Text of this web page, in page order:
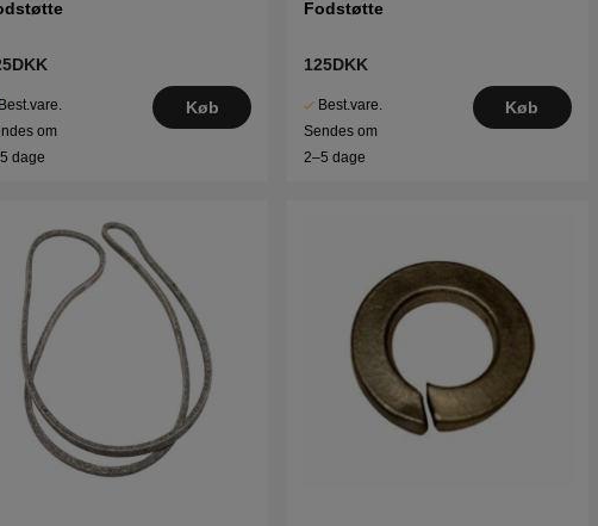
Best.vare.
om
dage
Køb
Fodstøtte
125DKK
Best.vare.
Sendes om
2–5 dage
Køb